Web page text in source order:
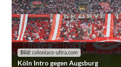
Bild: coloniacs-ultra.com
Köln Intro gegen Augsburg